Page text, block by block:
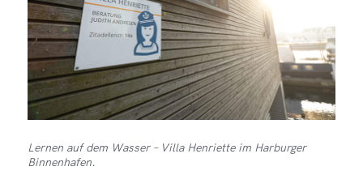
Lernen auf dem Wasser – Villa Henriette im Harburger
Binnenhafen.